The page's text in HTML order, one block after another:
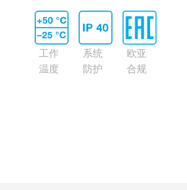
工作
温度
系统
防护
欧亚
合规